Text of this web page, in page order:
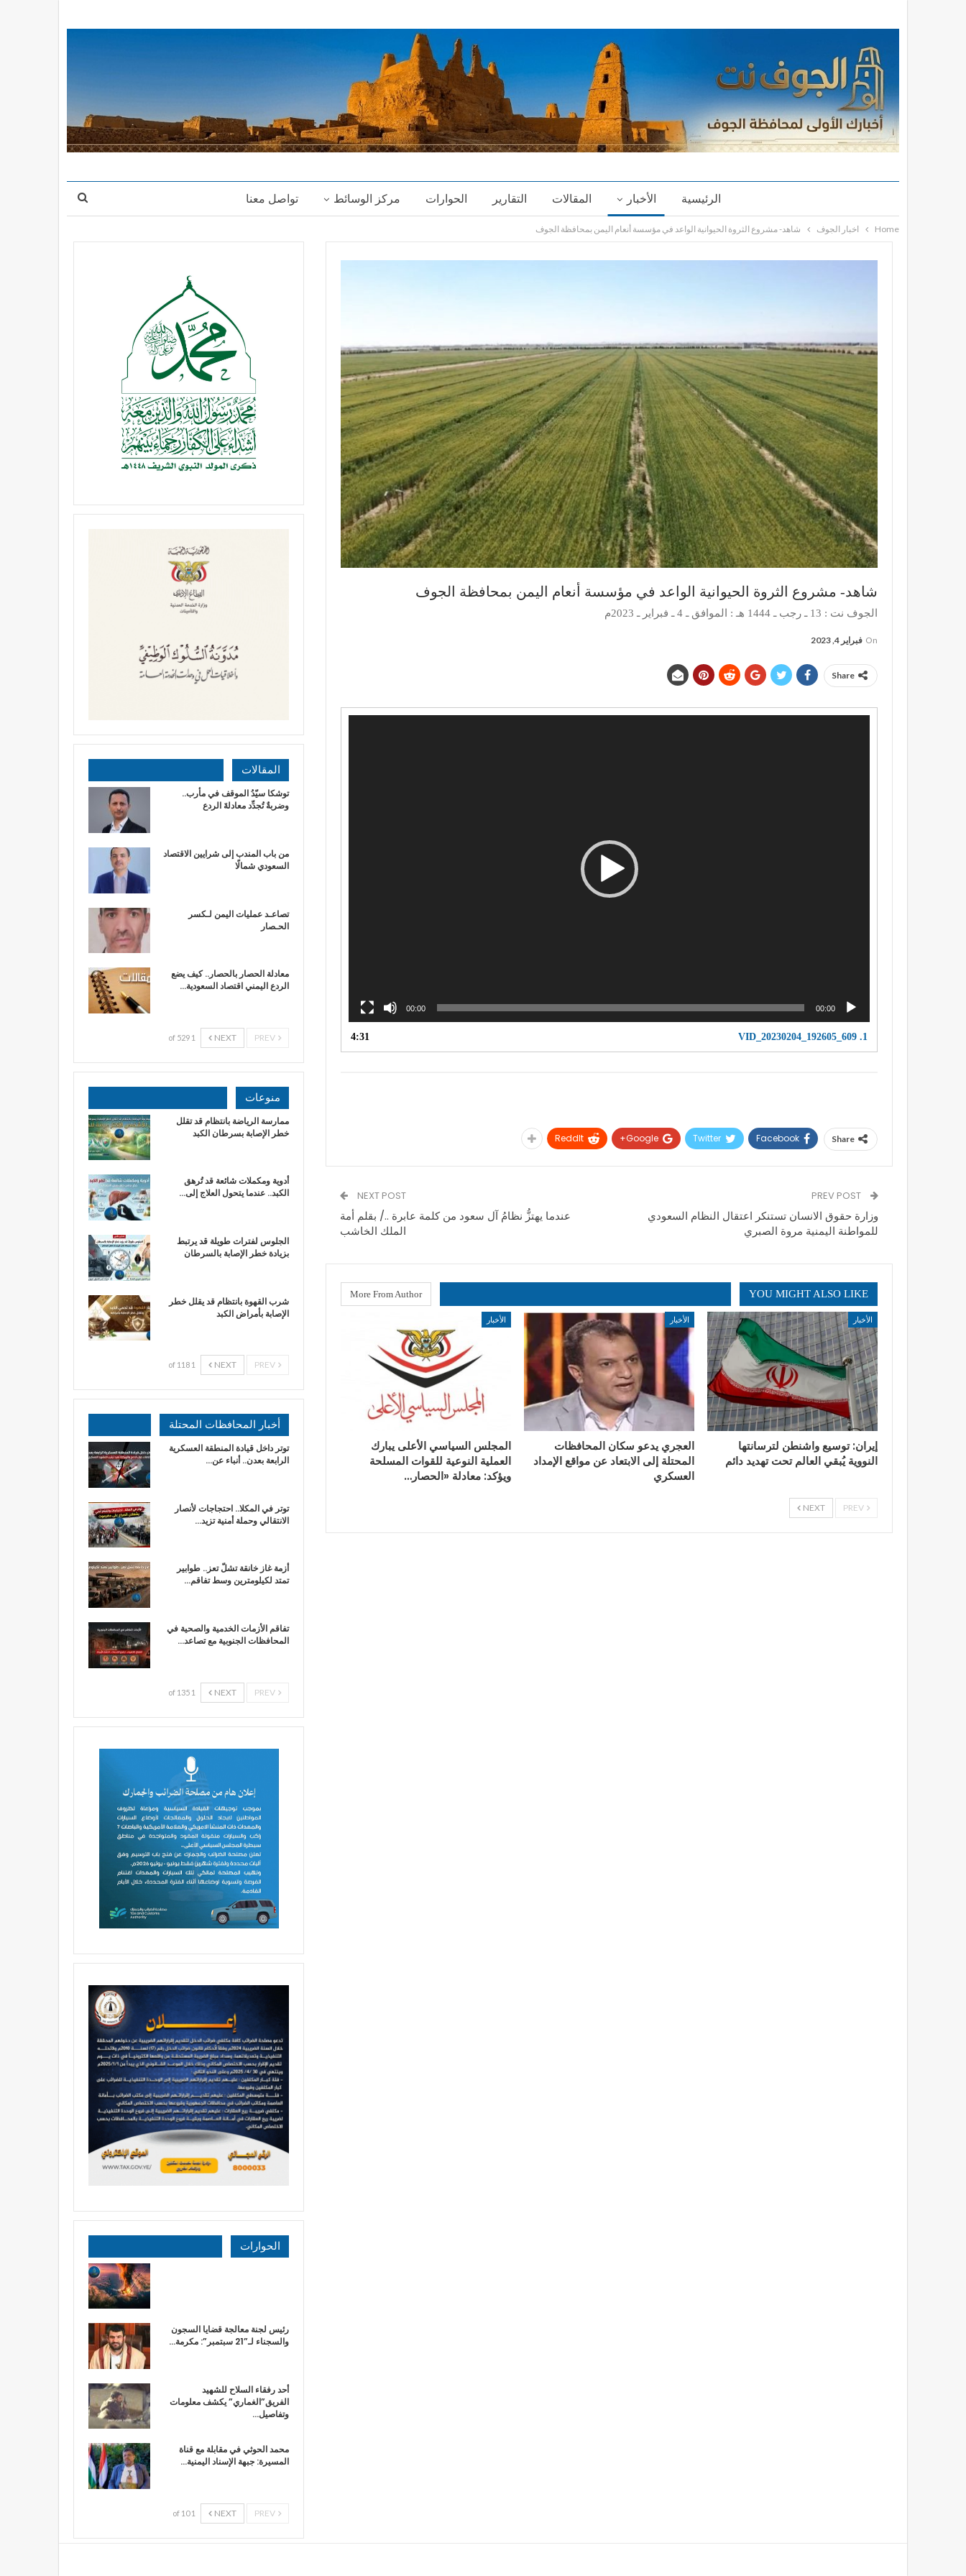
الرئيسية الأخبار المقالات التقارير الحوارات مركز الوسائط تواصل معنا
Home اخبار الجوف شاهد- مشروع الثروة الحيوانية الواعد في مؤسسة أنعام اليمن بمحافظة الجوف
شاهد- مشروع الثروة الحيوانية الواعد في مؤسسة أنعام اليمن بمحافظة الجوف
الجوف نت : 13 ـ رجب ـ 1444 هـ : الموافق ـ 4 ـ فبراير ـ 2023م
On فبراير 4, 2023
Share
00:00
00:00
1.
VID_20230204_192605_609
4:31
Share
Facebook
Twitter
Google+
ReddIt
وزارة حقوق الانسان تستنكر اعتقال النظام السعودي
للمواطنة اليمنية مروة الصبري
NEXT POST
عندما يهتزُّ نظامُ آل سعود من كلمة عابرة ../ بقلم أمة
الملك الخاشب
YOU MIGHT ALSO LIKE
More From Author
الأخبار
إيران: توسيع واشنطن لترسانتها
النووية يُبقي العالم تحت تهديد دائم
الأخبار
العجري يدعو سكان المحافظات
المحتلة إلى الابتعاد عن مواقع الإمداد
العسكري
الأخبار
المجلس السياسي الأعلى يبارك
العملية النوعية للقوات المسلحة
ويؤكد: معادلة «الحصار…
NEXT
المقالات
توشكا سيّدُ الموقف في مأرب..
وضربةٌ تُجدِّد معادلةَ الردع
من باب المندب إلى شرايين الاقتصاد
السعودي شمالًا
تصاعـد عمليات اليمن لـكسر
الحـصار
معادلة الحصار بالحصار.. كيف يضع
الردع اليمني اقتصاد السعودية…
NEXT
1 of 529
منوعات
ممارسة الرياضة بانتظام قد تقلل
خطر الإصابة بسرطان الكبد
أدوية ومكملات شائعة قد تُرهق
الكبد.. عندما يتحول العلاج إلى…
الجلوس لفترات طويلة قد يرتبط
بزيادة خطر الإصابة بالسرطان
شرب القهوة بانتظام قد يقلل خطر
الإصابة بأمراض الكبد
NEXT
1 of 118
أخبار المحافظات المحتلة
توتر داخل قيادة المنطقة العسكرية
الرابعة بعدن.. أنباء عن…
توتر في المكلا.. احتجاجات لأنصار
الانتقالي وحملة أمنية تزيد…
أزمة غاز خانقة تشلّ تعز.. طوابير
تمتد لكيلومترين وسط تفاقم…
تفاقم الأزمات الخدمية والصحية في
المحافظات الجنوبية مع تصاعد…
NEXT
1 of 135
الحوارات
رئيس لجنة معالجة قضايا السجون
والسجناء لـ”21 سبتمبر”: مكرمة…
أحد رفقاء السلاح للشهيد
الفريق”الغماري” يكشف معلومات
وتفاصيل…
محمد الحوثي في مقابلة مع قناة
المسيرة: جبهة الإسناد اليمنية…
NEXT
1 of 10